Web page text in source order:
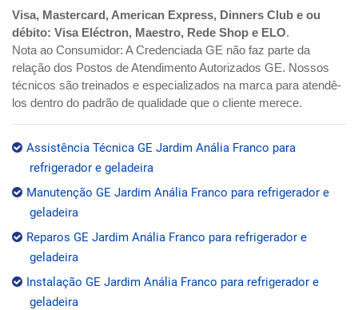
Visa, Mastercard, American Express, Dinners Club e ou
débito: Visa Eléctron, Maestro, Rede Shop e ELO.
Nota ao Consumidor: A Credenciada GE não faz parte da
relação dos Postos de Atendimento Autorizados GE. Nossos
técnicos são treinados e especializados na marca para atendê-
los dentro do padrão de qualidade que o cliente merece.
Assistência Técnica GE Jardim Anália Franco para
refrigerador e geladeira
Manutenção GE Jardim Anália Franco para refrigerador e
geladeira
Reparos GE Jardim Anália Franco para refrigerador e
geladeira
Instalação GE Jardim Anália Franco para refrigerador e
geladeira